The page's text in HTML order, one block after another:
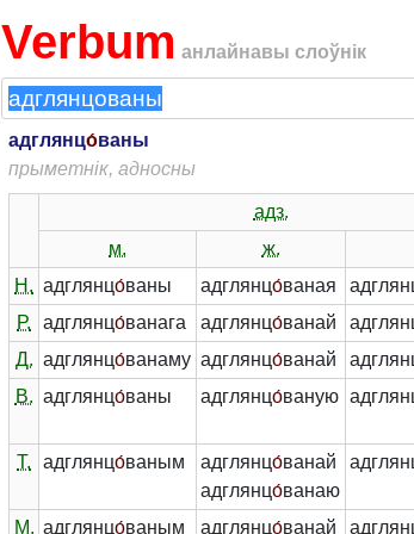
Verbum анлайнавы слоўнік
адглянцо́ваны
прыметнік, адносны
адз.
м.
ж.
Н. адглянцо́ваны адглянцо́ваная
Р.
адглянцо́ванага адглянцо́ванай
Д. адглянцо́ванаму адглянцо́ванай
В. адглянцо́ваны адглянцо́ваную
Т.
адглянцо́ваным адглянцо́ванай
адглянцо́ванаю
М. адглянцо́ваным адглянцо́ванай